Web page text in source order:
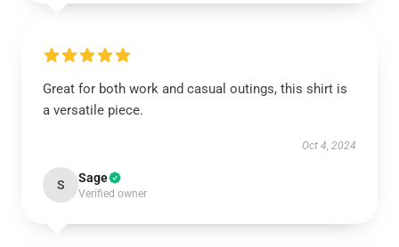
Great for both work and casual outings, this shirt is
a versatile piece.
Oct 4, 2024
S Sage
Verified owner